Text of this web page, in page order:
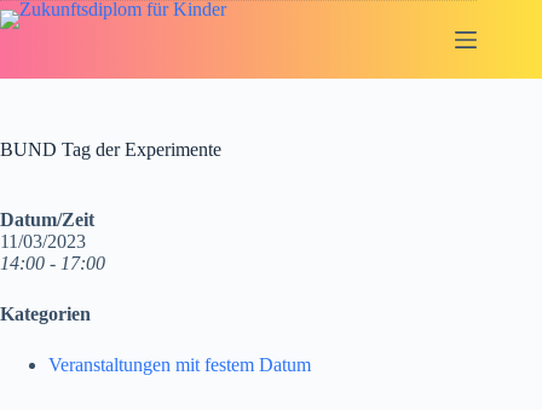
Zum
Inhalt
BUND Tag der Experimente
Datum/Zeit
11/03/2023
14:00 - 17:00
Kategorien
Veranstaltungen mit festem Datum